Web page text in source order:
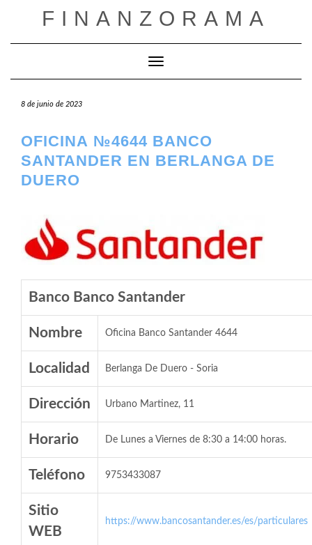
FINANZORAMA
Cambiar modo de navegación
8 de junio de 2023
OFICINA №4644 BANCO
SANTANDER EN BERLANGA DE
DUERO
Banco Banco Santander
Nombre Oficina Banco Santander 4644
Localidad Berlanga De Duero - Soria
Dirección Urbano Martinez, 11
Horario De Lunes a Viernes de 8:30 a 14:00 horas.
Teléfono 9753433087
Sitio
WEB
https://www.bancosantander.es/es/particulares